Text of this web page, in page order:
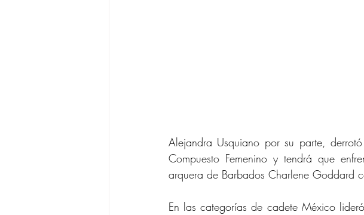
Alejandra Usquiano por su parte,
Compuesto Femenino y tendrá que
arquera de Barbados Charlene Goddard
En las categorías de cadete México